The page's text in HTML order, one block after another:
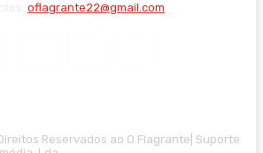
oflagrante22@gmail.com
Reservados ao O Flagrante| Suporte